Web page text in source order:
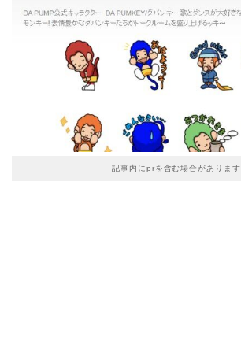
記事内にprを含む場合があります